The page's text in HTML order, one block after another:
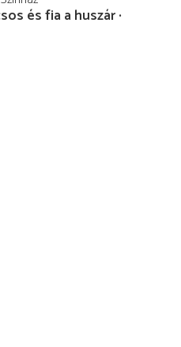
és fia a huszár